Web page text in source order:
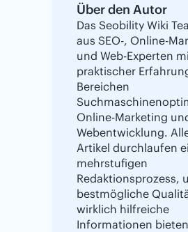
Über den Autor
Das Seobility Wiki
aus SEO-, Online-
und Web-Experten
praktischer
Bereichen
Online-Marketing
Webentwicklung.
Artikel durchlaufen
mehrstufigen
Redaktionsprozess,
bestmögliche
wirklich hilfreiche
Informationen